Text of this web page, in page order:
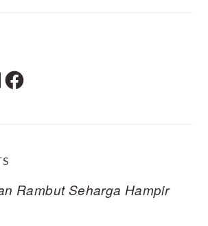
Facebook
Rambut Seharga Hampir